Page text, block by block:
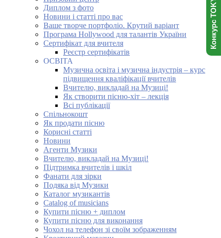
Диплом з фото
Новини і статті про вас
Ваше творче портфоліо. Крутий варіант
Програма Hollywood для талантів України
Сертифікат для вчителя
Реєстр сертифікатів
ОСВІТА
Музична освіта і музична індустрія – курс
підвищення кваліфікації вчителів
Вчителю, викладай на Музиці!
Як створити пісню-хіт – лекція
Всі публікації
Спільнокошт
Як продати пісню
Корисні статті
Новини
Агенти Музики
Вчителю, викладай на Музиці!
Підтримка вчителів і шкіл
Фанати для зірки
Подяка від Музики
Каталог музикантів
Catalog of musicians
Купити пісню + диплом
Купити пісню для виконання
Чохол на телефон зі своїм зображенням